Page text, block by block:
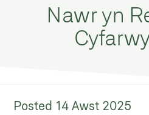
Nawr yn
Posted 14 Awst 2025